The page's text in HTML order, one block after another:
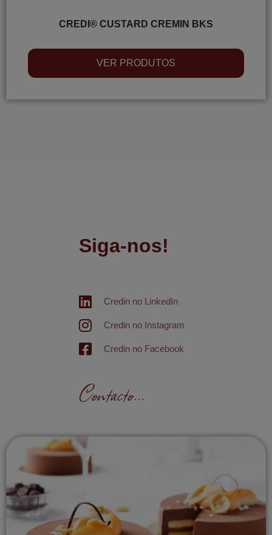
CREDI® CUSTARD CREMIN BKS
VER PRODUTOS
Siga-nos!
Credin no LinkedIn
Credin no Instagram
Credin no Facebook
Contacto...